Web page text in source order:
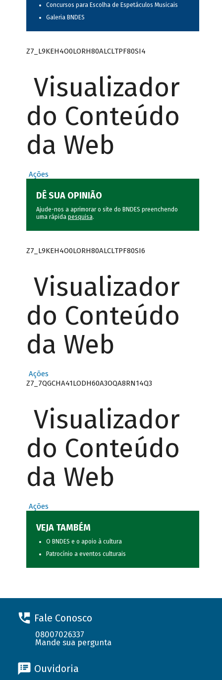
Concursos para Escolha de Espetáculos Musicais
Galeria BNDES
Z7_L9KEH4O0LORH80ALCLTPF80SI4
Visualizador
do Conteúdo
da Web
Ações
DÊ SUA OPINIÃO
Ajude-nos a aprimorar o site do BNDES preenchendo
uma rápida pesquisa.
Z7_L9KEH4O0LORH80ALCLTPF80SI6
Visualizador
do Conteúdo
da Web
Ações
Z7_7QGCHA41LODH60A3OQA8RN14Q3
Visualizador
do Conteúdo
da Web
Ações
VEJA TAMBÉM
O BNDES e o apoio à cultura
Patrocínio a eventos culturais
Fale Conosco
08007026337
Mande sua pergunta
Ouvidoria